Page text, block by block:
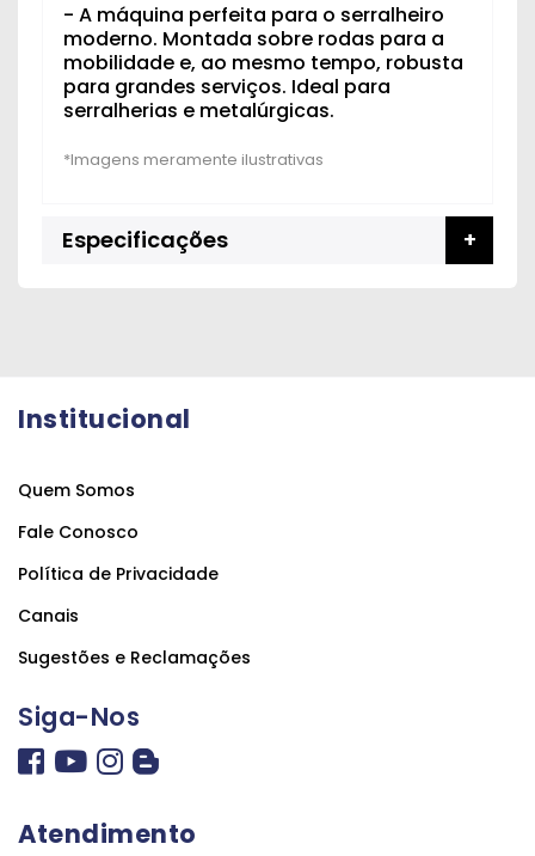
- A máquina perfeita para o serralheiro
moderno. Montada sobre rodas para a
mobilidade e, ao mesmo tempo, robusta
para grandes serviços. Ideal para
serralherias e metalúrgicas.
Especificações
Institucional
Quem Somos
Fale Conosco
Política de Privacidade
Canais
Sugestões e Reclamações
Siga-Nos
Atendimento